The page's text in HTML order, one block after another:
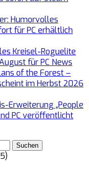
Humorvolles
für PC erhältlich
Kreisel-Roguelite
für PC News
of the Forest –
im Herbst 2026
Erweiterung „People
PC veröffentlicht